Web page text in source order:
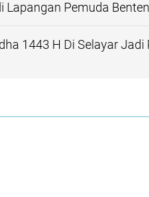
Lapangan Pemuda
1443 H Di Selayar Jadi